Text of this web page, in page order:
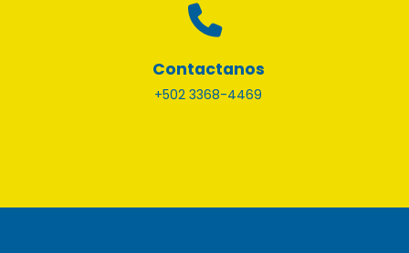
Contactanos
+502 3368-4469